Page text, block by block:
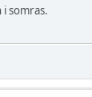
somras.